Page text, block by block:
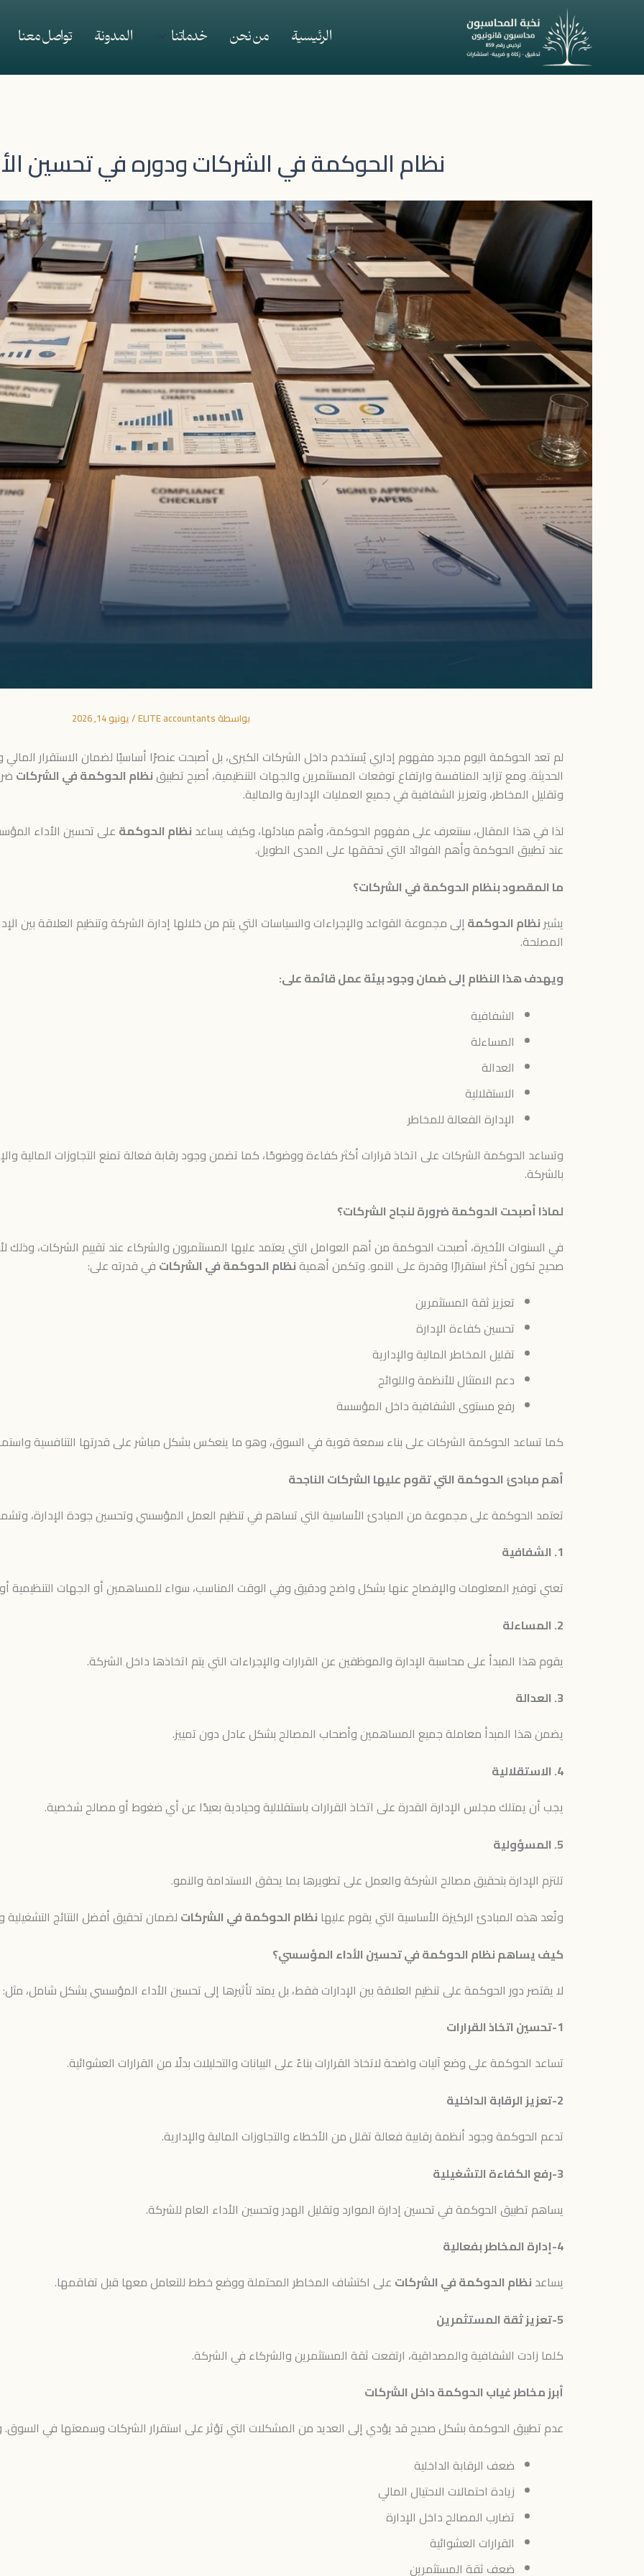
الرئيسية من نحن خدماتنا المدونة تواصل معنا
نظام الحوكمة في الشركات ودوره في تحسين
بواسطةELITE accountants
/يونيو 14, 2026
لم تعد الحوكمة اليوم مجرد مفهوم إداري يُستخدم داخل الشركات الكبرى، بل أصبحت عنصرًا أساسيًا لضمان الاستقرار المالي
الحديثة. ومع تزايد المنافسة وارتفاع توقعات المستثمرين والجهات التنظيمية، أصبح تطبيقنظام الحوكمة في الشركات
وتقليل المخاطر، وتعزيز الشفافية في جميع العمليات الإدارية والمالية.
لذا في هذا المقال، سنتعرف على مفهوم الحوكمة، وأهم مبادئها، وكيف يساعد نظام الحوكمة على تحسين الأداء
عند تطبيق الحوكمة وأهم الفوائد التي تحققها على المدى الطويل.
ما المقصود بنظام الحوكمة في الشركات؟
يشير نظام الحوكمةإلى مجموعة القواعد والإجراءات والسياسات التي يتم من خلالها إدارة الشركة وتنظيم العلاقة بين
المصلحة.
ويهدف هذا النظام إلى ضمان وجود بيئة عمل قائمة على:
الشفافية
المساءلة
العدالة
الاستقلالية
الإدارة الفعالة للمخاطر
وتساعد الحوكمة الشركات على اتخاذ قرارات أكثر كفاءة ووضوحًا، كما تضمن وجود رقابة فعالة تمنع التجاوزات المالية
بالشركة.
لماذا أصبحت الحوكمة ضرورة لنجاح الشركات؟
في السنوات الأخيرة، أصبحت الحوكمة من أهم العوامل التي يعتمد عليها المستثمرون والشركاء عند تقييم الشركات،
صحيح تكون أكثر استقرارًا وقدرة على النمو. وتكمن أهميةنظام الحوكمة في الشركات في قدرته على:
تعزيز ثقة المستثمرين
تحسين كفاءة الإدارة
تقليل المخاطر المالية والإدارية
دعم الامتثال للأنظمة واللوائح
رفع مستوى الشفافية داخل المؤسسة
كما تساعد الحوكمة الشركات على بناء سمعة قوية في السوق، وهو ما ينعكس بشكل مباشر على قدرتها التنافسية
أهم مبادئ الحوكمة التي تقوم عليها الشركات الناجحة
تعتمد الحوكمة على مجموعة من المبادئ الأساسية التي تساهم في تنظيم العمل المؤسسي وتحسين جودة الإدارة،
1. الشفافية
تعني توفير المعلومات والإفصاح عنها بشكل واضح ودقيق وفي الوقت المناسب، سواء للمساهمين أو الجهات التنظيمية
2. المساءلة
يقوم هذا المبدأ على محاسبة الإدارة والموظفين عن القرارات والإجراءات التي يتم اتخاذها داخل الشركة.
3. العدالة
يضمن هذا المبدأ معاملة جميع المساهمين وأصحاب المصالح بشكل عادل دون تمييز.
4. الاستقلالية
يجب أن يمتلك مجلس الإدارة القدرة على اتخاذ القرارات باستقلالية وحيادية بعيدًا عن أي ضغوط أو مصالح شخصية.
5. المسؤولية
تلتزم الإدارة بتحقيق مصالح الشركة والعمل على تطويرها بما يحقق الاستدامة والنمو.
وتُعد هذه المبادئ الركيزة الأساسية التي يقوم عليها نظام الحوكمة في الشركات لضمان تحقيق أفضل النتائج التشغيلية
كيف يساهم نظام الحوكمة في تحسين الأداء المؤسسي؟
لا يقتصر دور الحوكمة على تنظيم العلاقة بين الإدارات فقط، بل يمتد تأثيرها إلى تحسين الأداء المؤسسي بشكل شامل، مثل:
1-تحسين اتخاذ القرارات
تساعد الحوكمة على وضع آليات واضحة لاتخاذ القرارات بناءً على البيانات والتحليلات بدلًا من القرارات العشوائية.
2-تعزيز الرقابة الداخلية
تدعم الحوكمة وجود أنظمة رقابية فعالة تقلل من الأخطاء والتجاوزات المالية والإدارية.
3-رفع الكفاءة التشغيلية
يساهم تطبيق الحوكمة في تحسين إدارة الموارد وتقليل الهدر وتحسين الأداء العام للشركة.
4-إدارة المخاطر بفعالية
يساعد نظام الحوكمة في الشركات على اكتشاف المخاطر المحتملة ووضع خطط للتعامل معها قبل تفاقمها.
5-تعزيز ثقة المستثمرين
كلما زادت الشفافية والمصداقية، ارتفعت ثقة المستثمرين والشركاء في الشركة.
أبرز مخاطر غياب الحوكمة داخل الشركات
عدم تطبيق الحوكمة بشكل صحيح قد يؤدي إلى العديد من المشكلات التي تؤثر على استقرار الشركات وسمعتها في السوق.
ضعف الرقابة الداخلية
زيادة احتمالات الاحتيال المالي
تضارب المصالح داخل الإدارة
القرارات العشوائية
ضعف ثقة المستثمرين